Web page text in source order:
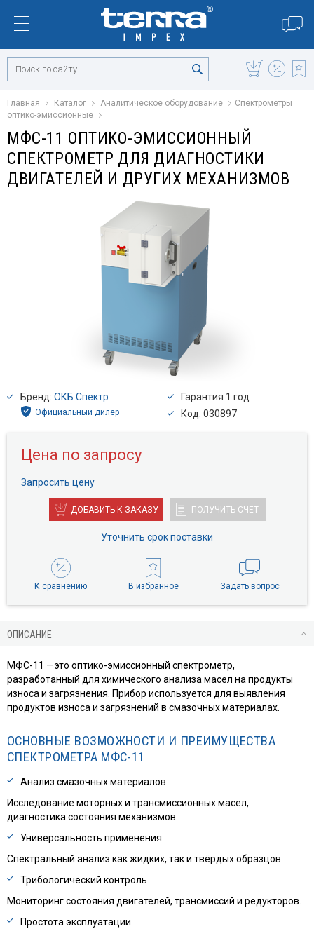
Главная Каталог Аналитическое оборудование
Спектрометры
оптико-эмиссионные
MФС-11 ОПТИКО-ЭМИССИОННЫЙ
СПЕКТРОМЕТР ДЛЯ ДИАГНОСТИКИ
ДВИГАТЕЛЕЙ И ДРУГИХ МЕХАНИЗМОВ
Бренд: ОКБ Спектр
Официальный дилер
Гарантия 1 год
Код: 030897
Цена по запросу
Запросить цену
ДОБАВИТЬ К ЗАКАЗУ ПОЛУЧИТЬ СЧЕТ
Уточнить срок поставки
К сравнению В избранное Задать вопрос
ОПИСАНИЕ
МФС-11 —это оптико-эмиссионный спектрометр,
разработанный для химического анализа масел на продукты
износа и загрязнения. Прибор используется для выявления
продуктов износа и загрязнений в смазочных материалах.
ОСНОВНЫЕ ВОЗМОЖНОСТИ И ПРЕИМУЩЕСТВА
СПЕКТРОМЕТРА МФС-11
Анализ смазочных материалов
Исследование моторных и трансмиссионных масел,
диагностика состояния механизмов.
Универсальность применения
Спектральный анализ как жидких, так и твёрдых образцов.
Трибологический контроль
Мониторинг состояния двигателей, трансмиссий и редукторов.
Простота эксплуатации